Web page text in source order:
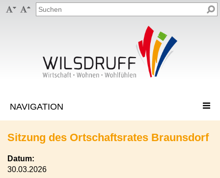
 
Sitzung des Ortschaftsrates Braunsdorf
Datum:
30.03.2026